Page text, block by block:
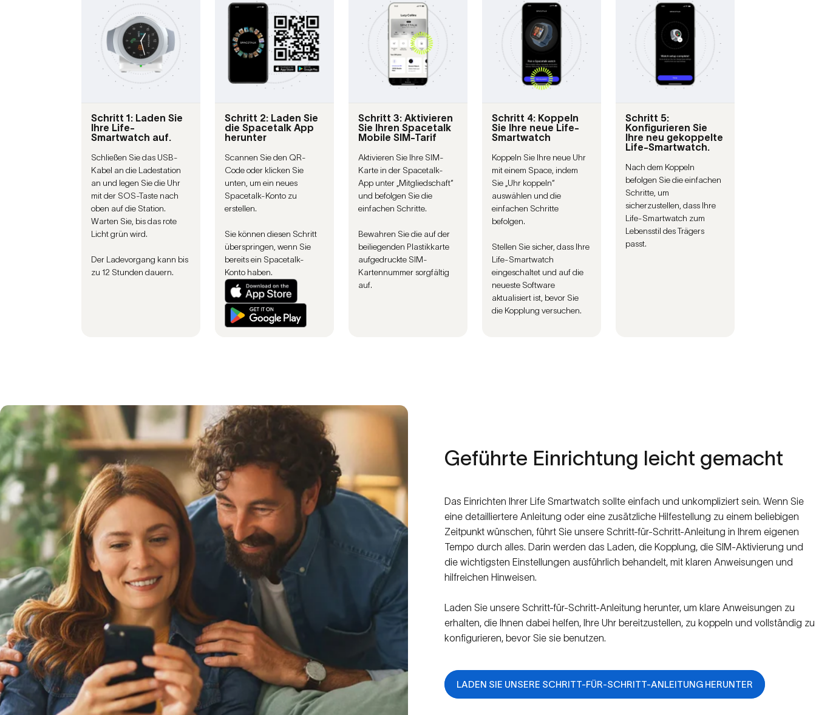
Schritt 1: Laden Sie
Ihre Life-
Smartwatch auf.
Schließen Sie das USB-
Kabel an die Ladestation
an und legen Sie die Uhr
mit der SOS-Taste nach
oben auf die Station.
Warten Sie, bis das rote
Licht grün wird.
Der Ladevorgang kann bis
zu 12 Stunden dauern.
Schritt 2: Laden Sie
die Spacetalk App
herunter
Scannen Sie den QR-
Code oder klicken Sie
unten, um ein neues
Spacetalk-Konto zu
erstellen.
Sie können diesen Schritt
überspringen, wenn Sie
bereits ein Spacetalk-
Konto haben.
Schritt 3: Aktivieren
Sie Ihren Spacetalk
Mobile SIM-Tarif
Aktivieren Sie Ihre SIM-
Karte in der Spacetalk-
App unter „Mitgliedschaft“
und befolgen Sie die
einfachen Schritte.
Bewahren Sie die auf der
beiliegenden Plastikkarte
aufgedruckte SIM-
Kartennummer sorgfältig
auf.
Schritt 4: Koppeln
Sie Ihre neue Life-
Smartwatch
Koppeln Sie Ihre neue Uhr
mit einem Space, indem
Sie „Uhr koppeln“
auswählen und die
einfachen Schritte
befolgen.
Stellen Sie sicher, dass Ihre
Life-Smartwatch
eingeschaltet und auf die
neueste Software
aktualisiert ist, bevor Sie
die Kopplung versuchen.
Schritt 5:
Konfigurieren Sie
Ihre neu gekoppelte
Life-Smartwatch.
Nach dem Koppeln
befolgen Sie die einfachen
Schritte, um
sicherzustellen, dass Ihre
Life-Smartwatch zum
Lebensstil des Trägers
passt.
Geführte Einrichtung leicht gemacht
Das Einrichten Ihrer Life Smartwatch sollte einfach und unkompliziert sein. Wenn Sie
eine detailliertere Anleitung oder eine zusätzliche Hilfestellung zu einem beliebigen
Zeitpunkt wünschen, führt Sie unsere Schritt-für-Schritt-Anleitung in Ihrem eigenen
Tempo durch alles. Darin werden das Laden, die Kopplung, die SIM-Aktivierung und
die wichtigsten Einstellungen ausführlich behandelt, mit klaren Anweisungen und
hilfreichen Hinweisen.
Laden Sie unsere Schritt-für-Schritt-Anleitung herunter, um klare Anweisungen zu
erhalten, die Ihnen dabei helfen, Ihre Uhr bereitzustellen, zu koppeln und vollständig zu
konfigurieren, bevor Sie sie benutzen.
LADEN SIE UNSERE SCHRITT-FÜR-SCHRITT-ANLEITUNG HERUNTER